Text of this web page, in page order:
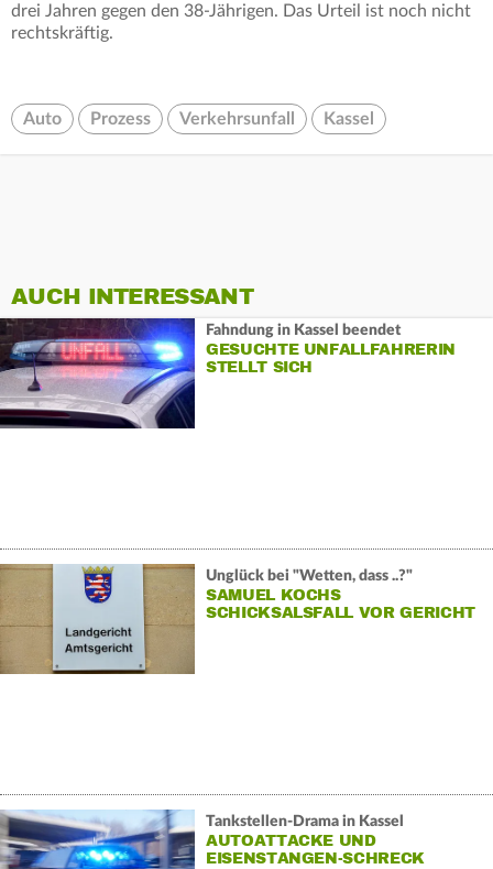
drei Jahren gegen den 38-Jährigen. Das Urteil ist noch nicht
rechtskräftig.
Auto Prozess Verkehrsunfall Kassel
AUCH INTERESSANT
Fahndung in Kassel beendet
GESUCHTE UNFALLFAHRERIN
STELLT SICH
Unglück bei "Wetten, dass ..?"
SAMUEL KOCHS
SCHICKSALSFALL VOR GERICHT
Tankstellen-Drama in Kassel
AUTOATTACKE UND
EISENSTANGEN-SCHRECK